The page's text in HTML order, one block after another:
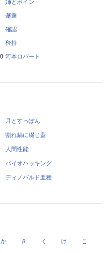
姉とボイン
邂逅
確認
矜持
河本ロバート
月とすっぽん
割れ鍋に綴じ蓋
人間性能
バイオハッキング
ディノバルド亜種
か き く け こ